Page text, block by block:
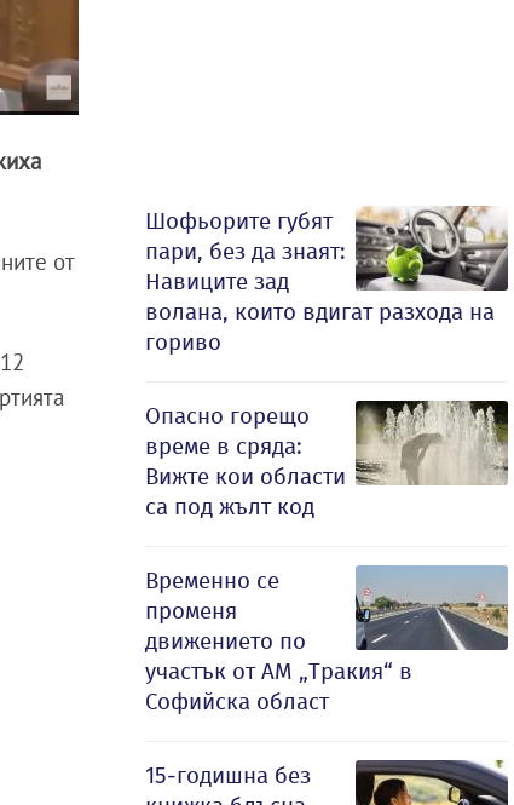
от
Шофьорите губят
пари, без да знаят:
Навиците зад
волана, които вдигат разхода на
гориво
Опасно горещо
време в сряда:
Вижте кои области
са под жълт код
Временно се
променя
движението по
участък от АМ „Тракия“ в
Софийска област
15-годишна без